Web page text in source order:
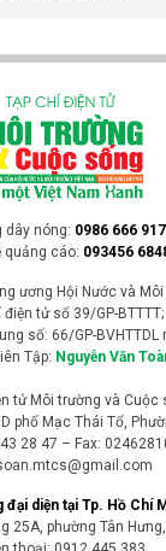
tại châu Âu đang
mức rất thấp,
vận tải, sản xuất
thách thức lớn trong